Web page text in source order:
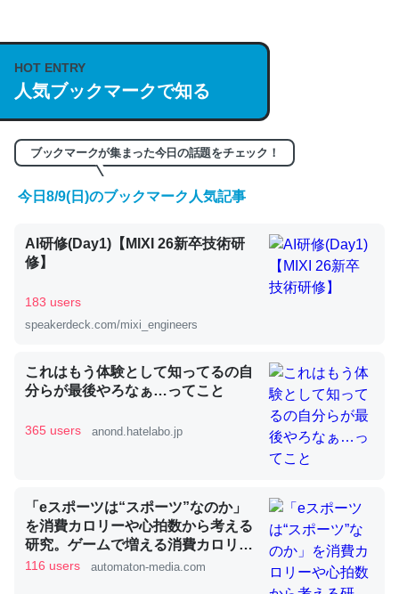
説してる記事が少ないので貴重な良記事。/続編来た
https://isobe324649.hatenablog.com/entry/2023/03/27
/064121
─GPTの仕組みと限界についての考察（１） - conceptualization
くらい。小説でいう「ずっと前の伏線」は回収されないけ
ど、短期記憶というには多い分量。進化すればするほど分
かりやすく強くなりそう
─GPTの仕組みと限界についての考察（１） - conceptualization
昆虫ってカルシウム少ないのか。知らんかった。調べたら
コオロギのカルシウム分はエビの600分の1程度。
HOT ENTRY
人気ブックマークで知る
ブックマークが集まった今日の話題をチェック！
今日8/9(日)のブックマーク人気記事
AI研修(Day1)【MIXI 26新卒技術研
修】
183 users
speakerdeck.com/mixi_engineers
これはもう体験として知ってるの自
分らが最後やろなぁ…ってこと
365 users anond.hatelabo.jp
「eスポーツは“スポーツ”なのか」
を消費カロリーや心拍数から考える
研究。ゲームで増える消費カロリー
は、1時間で大体ちくわ1本分 -
116 users automaton-media.com